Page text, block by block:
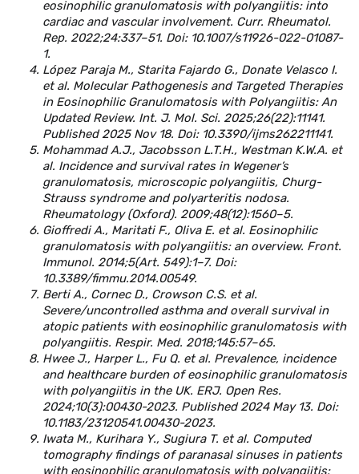
eosinophilic granulomatosis with polyangiitis: into
cardiac and vascular involvement. Curr. Rheumatol.
Rep. 2022;24:337–51. Doi: 10.1007/s11926-022-01087-
1.
López Paraja M., Starita Fajardo G., Donate Velasco I.
et al. Molecular Pathogenesis and Targeted Therapies
in Eosinophilic Granulomatosis with Polyangiitis: An
Updated Review. Int. J. Mol. Sci. 2025;26(22):11141.
Published 2025 Nov 18. Doi: 10.3390/ijms262211141.
Mohammad A.J., Jacobsson L.T.H., Westman K.W.A. et
al. Incidence and survival rates in Wegener’s
granulomatosis, microscopic polyangiitis, Churg-
Strauss syndrome and polyarteritis nodosa.
Rheumatology (Oxford). 2009;48(12):1560–5.
Gioffredi A., Maritati F., Oliva E. et al. Eosinophilic
granulomatosis with polyangiitis: an overview. Front.
Immunol. 2014;5(Art. 549):1–7. Doi:
10.3389/fimmu.2014.00549.
Berti A., Cornec D., Crowson C.S. et al.
Severe/uncontrolled asthma and overall survival in
atopic patients with eosinophilic granulomatosis with
polyangiitis. Respir. Med. 2018;145:57–65.
Hwee J., Harper L., Fu Q. et al. Prevalence, incidence
and healthcare burden of eosinophilic granulomatosis
with polyangiitis in the UK. ERJ. Open Res.
2024;10(3):00430-2023. Published 2024 May 13. Doi:
10.1183/23120541.00430-2023.
Iwata M., Kurihara Y., Sugiura T. et al. Computed
tomography findings of paranasal sinuses in patients
with eosinophilic granulomatosis with polyangiitis: